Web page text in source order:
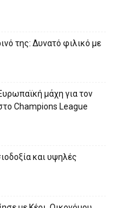
της: Δυνατό φιλικό με
μάχη για τον
Champions League
και υψηλές